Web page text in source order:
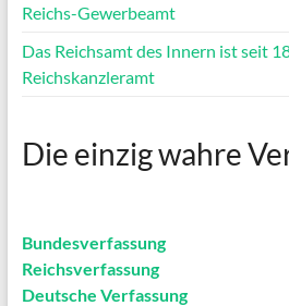
Reichs-Gewerbeamt
Das Reichsamt des Innern ist seit
Reichskanzleramt
Die einzig wahre
Bundesverfassung
Reichsverfassung
Deutsche Verfassung